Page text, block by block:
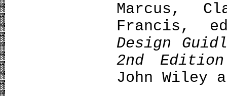
Marcus,
Francis,
Design
2nd Edition
John Wiley